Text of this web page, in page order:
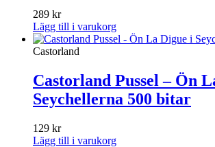
289 kr
Lägg till i varukorg
Castorland
Castorland Pussel – Ön
Seychellerna 500 bitar
129 kr
Lägg till i varukorg